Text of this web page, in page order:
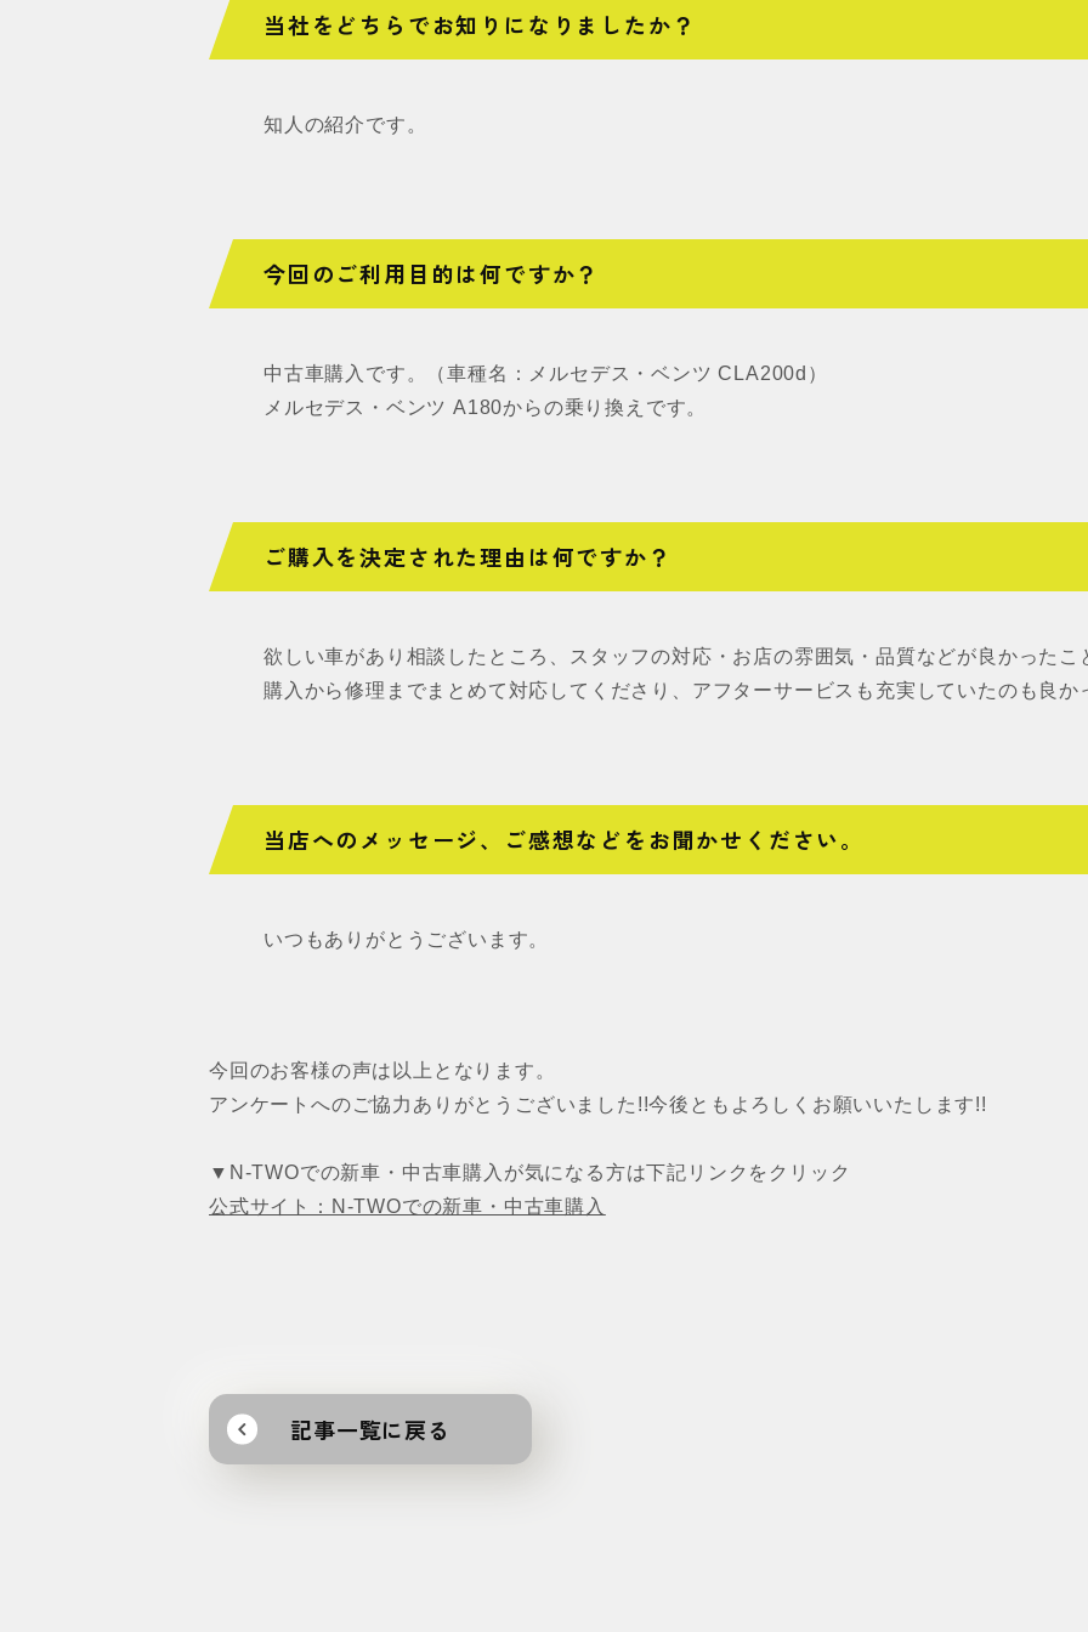
当社をどちらでお知りになりましたか？
知人の紹介です。
今回のご利用目的は何ですか？
中古車購入です。（車種名：メルセデス・ベンツ CLA200d）
メルセデス・ベンツ A180からの乗り換えです。
ご購入を決定された理由は何ですか？
欲しい車があり相談したところ、スタッフの対応・お店の雰囲気・品質などが良かったこ
購入から修理までまとめて対応してくださり、アフターサービスも充実していたのも良か
当店へのメッセージ、ご感想などをお聞かせください。
いつもありがとうございます。
今回のお客様の声は以上となります。
アンケートへのご協力ありがとうございました!!今後ともよろしくお願いいたします!!
▼N-TWOでの新車・中古車購入が気になる方は下記リンクをクリック
公式サイト：N-TWOでの新車・中古車購入
記事一覧に戻る